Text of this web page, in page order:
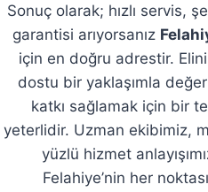
Sonuç olarak; hızlı servis,
garantisi arıyorsanız
için en doğru adrestir.
dostu bir yaklaşımla
katkı sağlamak için bir
yeterlidir. Uzman ekibimiz,
yüzlü hizmet
Felahiye’nin her